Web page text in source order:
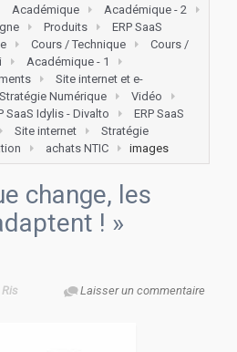
Académique
Académique - 2
Produits
ERP SaaS
Cours / Technique
Cours /
Académique - 1
Site internet et e-
Stratégie Numérique
Vidéo
SaaS Idylis - Divalto
ERP SaaS
Site internet
Stratégie
achats NTIC images
change, les
! »
Laisser un commentaire